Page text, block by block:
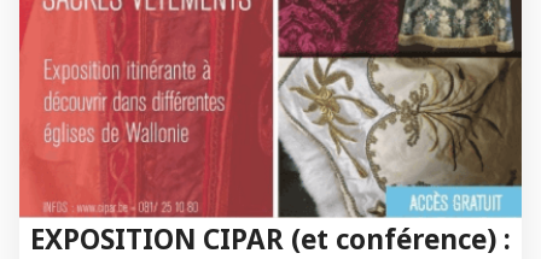
EXPOSITION CIPAR (et conférence) :